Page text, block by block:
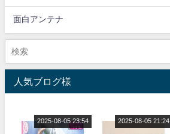
面白アンテナ
人気ブログ様
2025-08-05 23:54 2025-08-05 21:24